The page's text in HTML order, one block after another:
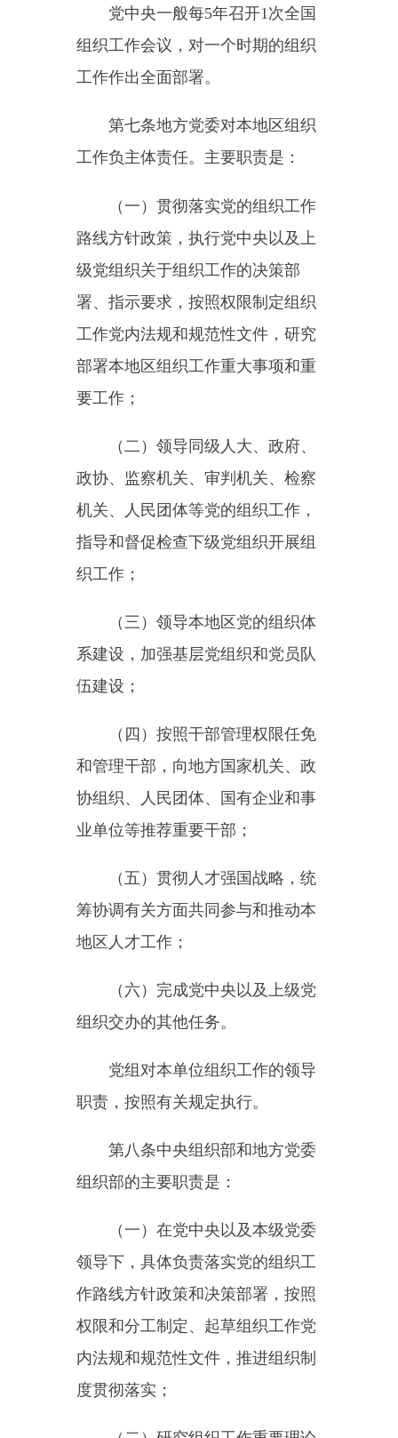
政协、监察机关、审判机关、检察
机关、人民团体等党的组织工作，
系建设，加强基层党组织和党员队
伍建设；
（四）按照干部管理权限任免
和管理干部，向地方国家机关、政
协组织、人民团体、国有企业和事
业单位等推荐重要干部；
（五）贯彻人才强国战略，统
筹协调有关方面共同参与和推动本
地区人才工作；
（六）完成党中央以及上级党
组织交办的其他任务。
党组对本单位组织工作的领导
第八条中央组织部和地方党委
组织部的主要职责是：
作路线方针政策和决策部署，按照
权限和分工制定、起草组织工作党
内法规和规范性文件，推进组织制
（二）研究组织工作重要理论
和实践问题，提出完善制度机制的
决策提供参考；
（三）负责党的组织体系建
设，加强基层党组织和党员队伍建
伍的统一管理，按照干部管理权限
和分工负责领导班子建设的有关具
（五）负责人才工作的指导协
调和人才的联系服务；
（六）负责公务员工作的统一
管理；
（七）负责离退休干部工作的
统一管理；